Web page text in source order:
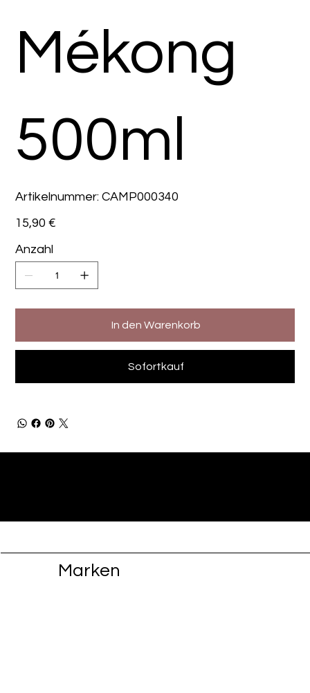
Mékong
500ml
Artikelnummer: Artikelnummer:
CAMP000340
CAMP000340
Preis
15,90 €
Anzahl
In den Warenkorb
Sofortkauf
Marken